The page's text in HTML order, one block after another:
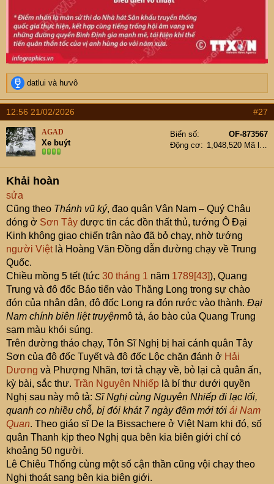
R
e
a
c
t
i
o
n
s
:
datlui và hưvô
12:56 21/02/2026 #27
AGAD
Xe buýt
Biển số
OF-873567
Động cơ
1,048,520 Mã lực
Khải hoàn
sửa
Cũng theo Thánh vũ ký, đạo quân Vân Nam – Quý Châu
đóng ở Sơn Tây được tin các đồn thất thủ, tướng Ô Đại
Kinh không giao chiến trận nào đã bỏ chạy, nhờ tướng
người Việtlà Hoàng Văn Đồng dẫn đường chạy về Trung
Quốc.
Chiều mồng 5 tết (tức 30 tháng 1 năm 1789[43]), Quang
Trung và đô đốc Bảo tiến vào Thăng Long trong sự chào
đón của nhân dân, đô đốc Long ra đón rước vào thành. Đại
Nam chính biên liệt truyệnmô tả, áo bào của Quang Trung
sạm màu khói súng.
Trên đường tháo chạy, Tôn Sĩ Nghị bị hai cánh quân Tây
Sơn của đô đốc Tuyết và đô đốc Lộc chặn đánh ở Hải
Dương và Phượng Nhãn, tơi tả chạy về, bỏ lại cả quân ấn,
kỳ bài, sắc thư. Trần Nguyên Nhiếp là bí thư dưới quyền
Nghị sau này mô tả: Sĩ Nghị cùng Nguyên Nhiếp đi lạc lối,
quanh co nhiều chỗ, bị đói khát 7 ngày đêm mới tới ải Nam
Quan. Theo giáo sĩ De la Bissachere ở Việt Nam khi đó, số
quân Thanh kịp theo Nghị qua bên kia biên giới chỉ có
khoảng 50 người.
Lê Chiêu Thống cùng một số cận thần cũng vội chạy theo
Nghị thoát sang bên kia biên giới.